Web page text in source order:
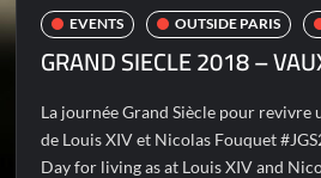
EVENTS OUTSIDE PARIS
GRAND SIECLE 2018 –
La journée Grand Siècle pour revivre
de Louis XIV et Nicolas Fouquet
Day for living as at Louis XIV and